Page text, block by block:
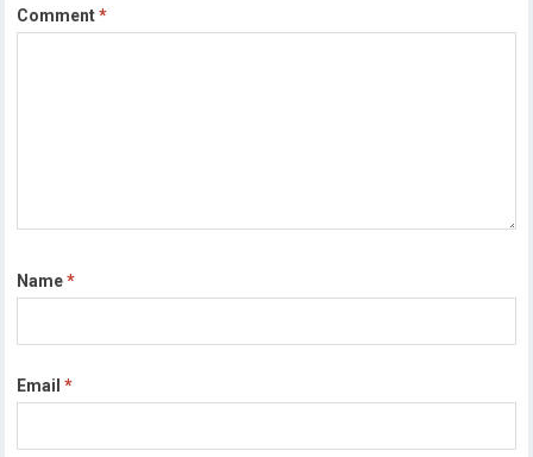
Comment*
Name*
Email*